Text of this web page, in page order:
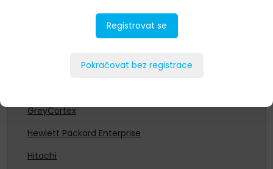
GreyCortex
Hewlett Packard Enterprise
Hitachi
Registrovat se
Pokračovat bez registrace